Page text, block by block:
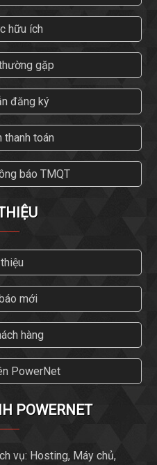
hữu ích
gặp
đăng ký
thanh toán
báo TMQT
mới
hàng
PowerNet
POWERNET
vụ: Hosting, Máy chủ,